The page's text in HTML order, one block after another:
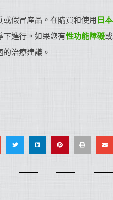
假冒產品。在購買和使用 日本
下進行。如果您有性功能障礙或
治療建議。